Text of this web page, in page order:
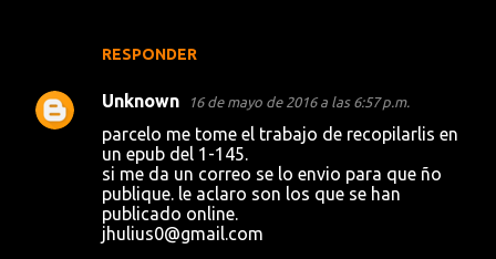
RESPONDER
Unknown 16 de mayo de 2016 a las 6:57 p.m.
parcelo me tome el trabajo de recopilarlis en
un epub del 1-145.
si me da un correo se lo envio para que ño
publique. le aclaro son los que se han
publicado online.
jhulius0@gmail.com